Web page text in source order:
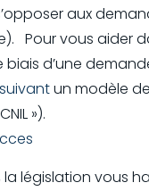
aux
Pour vous aider
d’une
un modèle
»).
législation vous